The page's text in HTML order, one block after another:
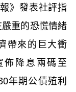
》發表社評指
重的恐慌情緒
帶來的巨大衝
降息兩碼至
年期公債殖利